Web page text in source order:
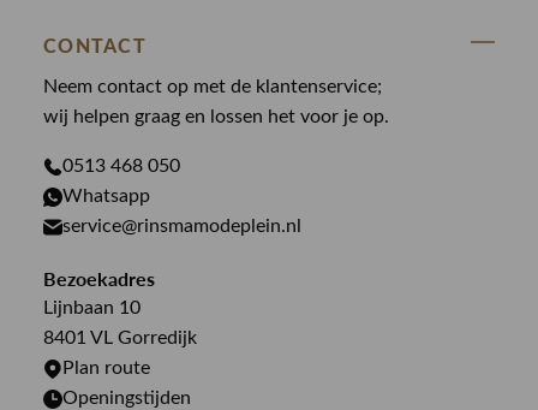
Paul en Shark
Genti
PME Legend
Butcher of Blue
Bekijk alle merken >
Blouses
Broeken
Gilets
Jassen
Jeans
Jurken
Rokken
Broeken
Colberts
Giftcards
Jassen
Overhemden
T-shirts
CONTACT
Neem contact op met de klantenservice;
wij helpen graag en lossen het voor je op.
0513 468 050
Whatsapp
service@rinsmamodeplein.nl
Bezoekadres
Lijnbaan 10
8401 VL Gorredijk
Plan route
Openingstijden